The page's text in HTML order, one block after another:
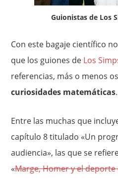
Guionistas de Los
Con este bagaje científico
que los guiones de Los
referencias, más o menos
curiosidades matemáticas.
Entre las muchas que
capítulo 8 titulado «Un
audiencia», las que se
«Marge, Homer y el